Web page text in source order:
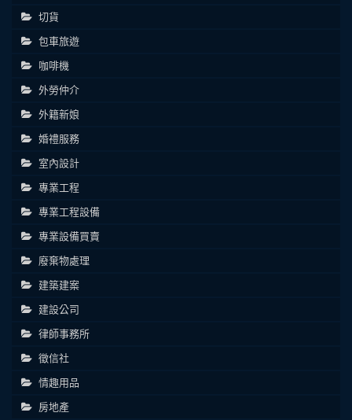
切貨
包車旅遊
咖啡機
外勞仲介
外籍新娘
婚禮服務
室內設計
專業工程
專業工程設備
專業設備買賣
廢棄物處理
建築建案
建設公司
律師事務所
徵信社
情趣用品
房地產